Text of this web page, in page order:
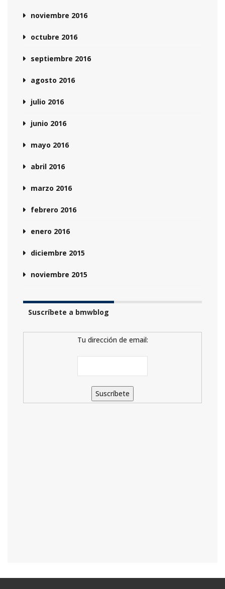
noviembre 2016
octubre 2016
septiembre 2016
agosto 2016
julio 2016
junio 2016
mayo 2016
abril 2016
marzo 2016
febrero 2016
enero 2016
diciembre 2015
noviembre 2015
Suscríbete a bmwblog
Tu dirección de email: